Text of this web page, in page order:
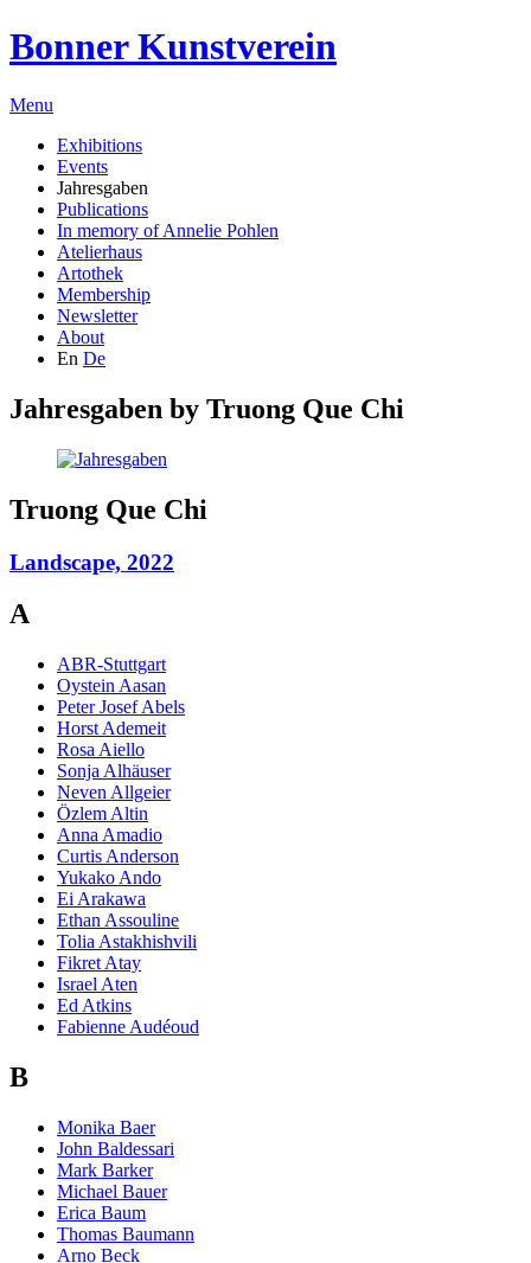
Bonner Kunstverein
Menu
Exhibitions
Events
Jahresgaben
Publications
In memory of Annelie Pohlen
Atelierhaus
Artothek
Membership
Newsletter
About
En De
Jahresgaben by Truong Que Chi
Truong Que Chi
Landscape, 2022
A
ABR-Stuttgart
Oystein Aasan
Peter Josef Abels
Horst Ademeit
Rosa Aiello
Sonja Alhäuser
Neven Allgeier
Özlem Altin
Anna Amadio
Curtis Anderson
Yukako Ando
Ei Arakawa
Ethan Assouline
Tolia Astakhishvili
Fikret Atay
Israel Aten
Ed Atkins
Fabienne Audéoud
B
Monika Baer
John Baldessari
Mark Barker
Michael Bauer
Erica Baum
Thomas Baumann
Arno Beck